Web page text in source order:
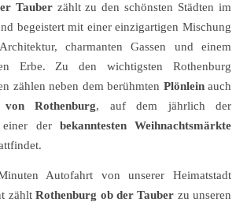
Tauberzählt zu den schönsten Städten im
begeistert mit einer einzigartigen Mischung
charmanten Gassen und einem
Erbe. Zu den wichtigsten Rothenburg
zählen neben dem berühmten Plönleinauch
Rothenburg, auf dem jährlich der
einer der bekanntesten Weihnachtsmärkte
Autofahrt von unserer Heimatstadt
zähltRothenburg ob der Tauber zu unseren